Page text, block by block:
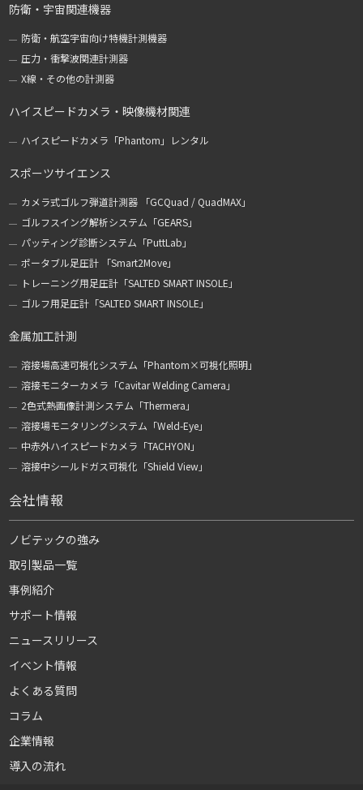
防衛・宇宙関連機器
防衛・航空宇宙向け特機計測機器
圧力・衝撃波関連計測器
X線・その他の計測器
ハイスピードカメラ・映像機材関連
ハイスピードカメラ「Phantom」レンタル
スポーツサイエンス
カメラ式ゴルフ弾道計測器 「GCQuad / QuadMAX」
ゴルフスイング解析システム「GEARS」
パッティング診断システム「PuttLab」
ポータブル足圧計 「Smart2Move」
トレーニング用足圧計「SALTED SMART INSOLE」
ゴルフ用足圧計「SALTED SMART INSOLE」
金属加工計測
溶接場高速可視化システム「Phantom×可視化照明」
溶接モニターカメラ「Cavitar Welding Camera」
2色式熱画像計測システム「Thermera」
溶接場モニタリングシステム「Weld-Eye」
中赤外ハイスピードカメラ「TACHYON」
溶接中シールドガス可視化「Shield View」
会社情報
ノビテックの強み
取引製品一覧
事例紹介
サポート情報
ニュースリリース
イベント情報
よくある質問
コラム
企業情報
導入の流れ